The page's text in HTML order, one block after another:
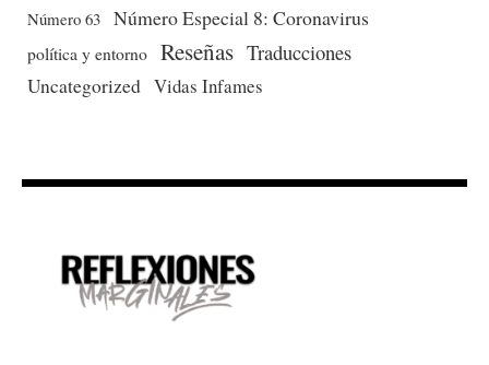
Número 63 Número Especial 8: Coronavirus
política y entorno Reseñas Traducciones
Uncategorized Vidas Infames